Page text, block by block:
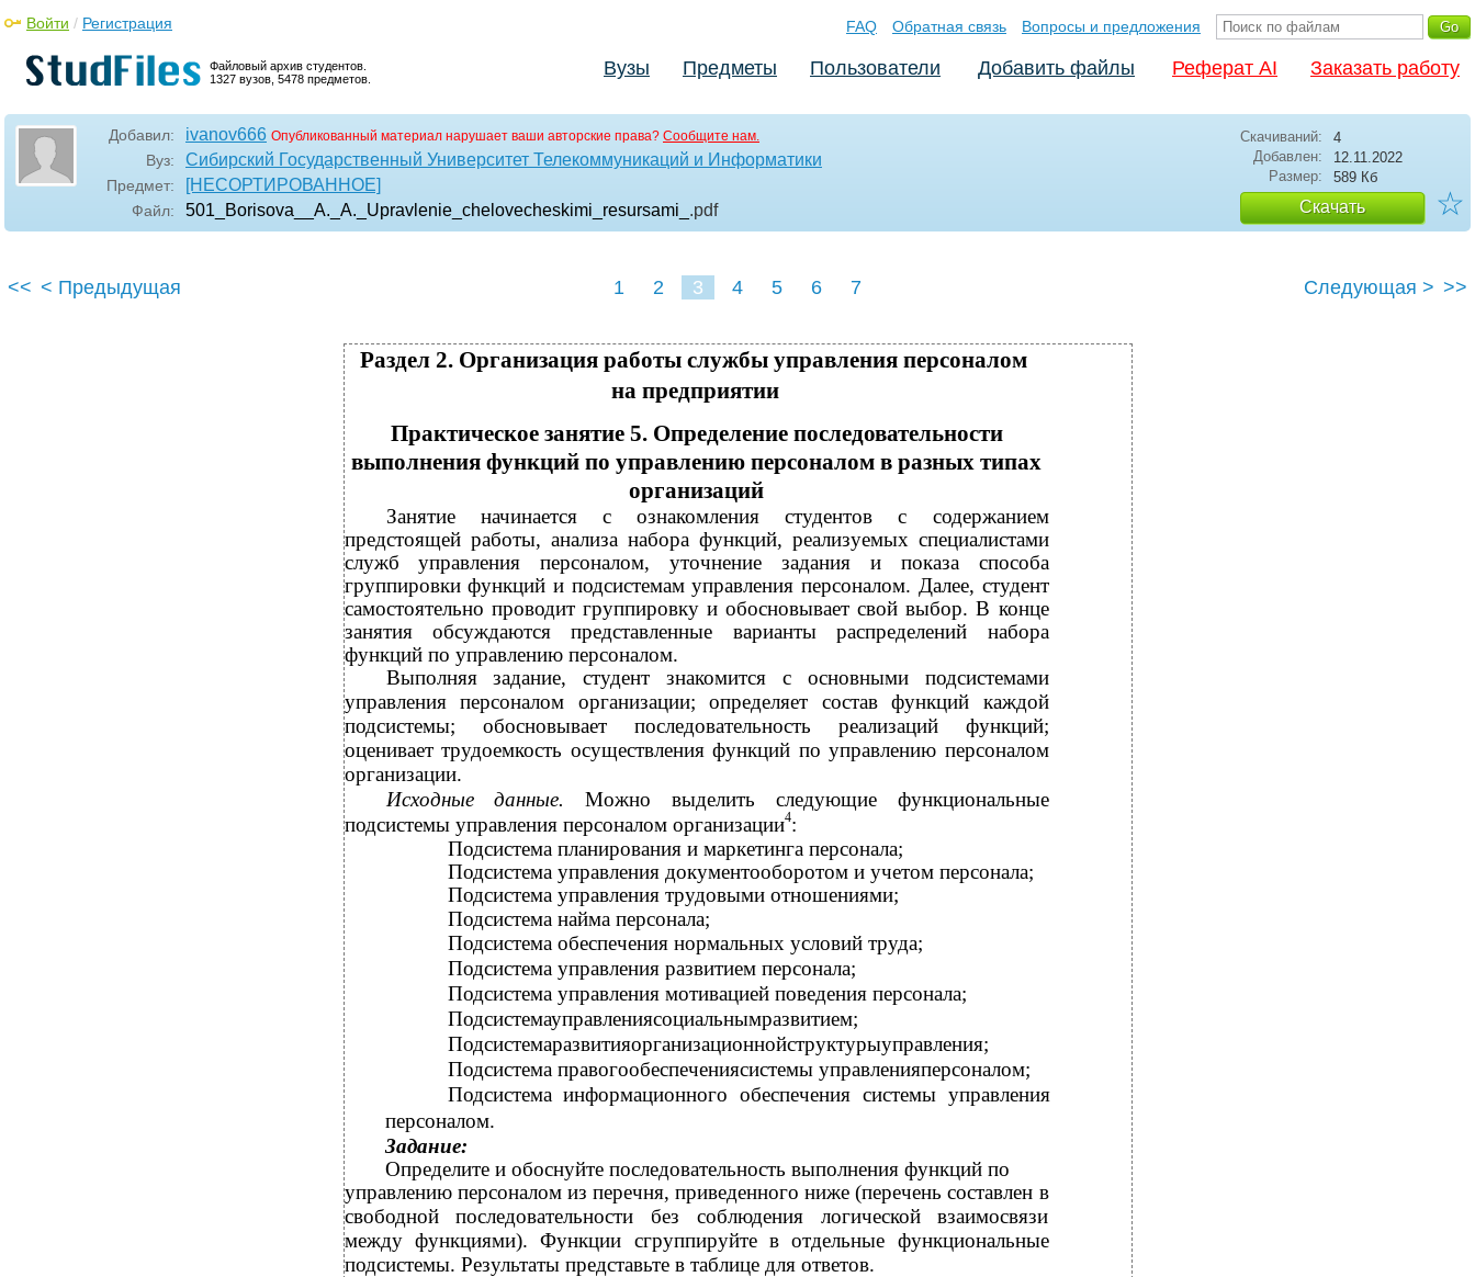
Файловый архив студентов.
1327 вузов, 5478 предметов.
Войти / Регистрация FAQ Обратная связь Вопросы и предложения
Вузы Предметы Пользователи Добавить файлы Реферат AI Заказать работу
Добавил: ivanov666 Опубликованный материал нарушает ваши авторские права? Сообщите нам.
Вуз: Сибирский Государственный Университет Телекоммуникаций и Информатики
Предмет: [НЕСОРТИРОВАННОЕ]
Файл: 501_Borisova__A._A._Upravlenie_chelovecheskimi_resursami_ .pdf
Скачиваний:
4
Добавлен:
12.11.2022
Размер:
589 Кб
Скачать ☆
<< < Предыдущая 1 2 3 4 5 6 7 Следующая > >>
Раздел 2. Организация работы службы управления персоналом
на предприятии
Практическое занятие 5. Определение последовательности
выполнения функций по управлению персоналом в разных типах
организаций
Занятие начинается с ознакомления студентов с содержанием
предстоящей работы, анализа набора функций, реализуемых специалистами
служб управления персоналом, уточнение задания и показа способа
группировки функций и подсистемам управления персоналом. Далее, студент
самостоятельно проводит группировку и обосновывает свой выбор. В конце
занятия обсуждаются представленные варианты распределений набора
функций по управлению персоналом.
Выполняя задание, студент знакомится с основными подсистемами
управления персоналом организации; определяет состав функций каждой
подсистемы; обосновывает последовательность реализаций функций;
оценивает трудоемкость осуществления функций по управлению персоналом
организации.
Исходные данные.Можно выделить следующие функциональные
подсистемы управления персоналом организации4:
Подсистема планирования и маркетинга персонала;
Подсистема управления документооборотом и учетом персонала;
Подсистема управления трудовыми отношениями;
Подсистема найма персонала;
Подсистема обеспечения нормальных условий труда;
Подсистема управления развитием персонала;
Подсистема управления мотивацией поведения персонала;
Подсистемауправлениясоциальнымразвитием;
Подсистемаразвитияорганизационнойструктурыуправления;
Подсистема правогообеспечениясистемы управленияперсоналом;
Подсистема информационного обеспечения системы управления
персоналом.
Задание:
Определите и обоснуйте последовательность выполнения функций по
управлению персоналом из перечня, приведенного ниже (перечень составлен в
свободной последовательности без соблюдения логической взаимосвязи
между функциями). Функции сгруппируйте в отдельные функциональные
подсистемы. Результаты представьте в таблице для ответов.